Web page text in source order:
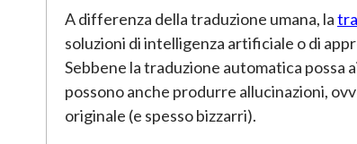
A differenza della traduzione umana, la
soluzioni di intelligenza artificiale o di
Sebbene la traduzione automatica
possono anche produrre allucinazioni,
originale (e spesso bizzarri).